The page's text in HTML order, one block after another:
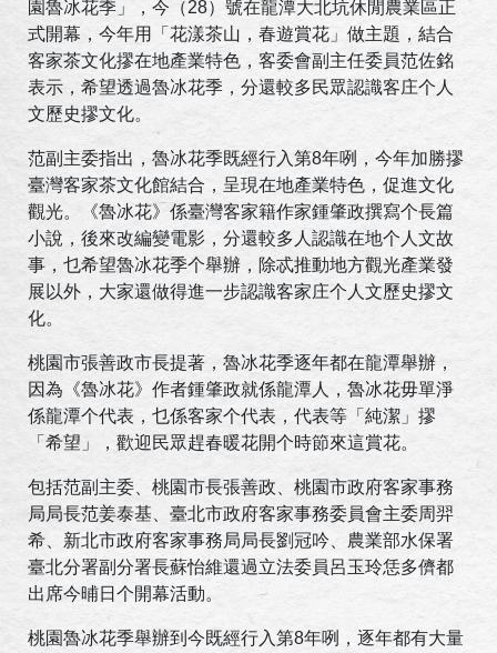
園魯冰花季」，今（28）號在龍潭大北坑休閒農業區正
式開幕，今年用「花漾茶山，春遊賞花」做主題，結合
客家茶文化摎在地產業特色，客委會副主任委員范佐銘
表示，希望透過魯冰花季，分還較多民眾認識客庄个人
文歷史摎文化。
范副主委指出，魯冰花季既經行入第8年咧，今年加勝摎
臺灣客家茶文化館結合，呈現在地產業特色，促進文化
觀光。《魯冰花》係臺灣客家籍作家鍾肇政撰寫个長篇
小說，後來改編變電影，分還較多人認識在地个人文故
事，乜希望魯冰花季个舉辦，除忒推動地方觀光產業發
展以外，大家還做得進一步認識客家庄个人文歷史摎文
化。
桃園市張善政市長提著，魯冰花季逐年都在龍潭舉辦，
因為《魯冰花》作者鍾肇政就係龍潭人，魯冰花毋單淨
係龍潭个代表，乜係客家个代表，代表等「純潔」摎
「希望」，歡迎民眾趕春暖花開个時節來這賞花。
包括范副主委、桃園市長張善政、桃園市政府客家事務
局局長范姜泰基、臺北市政府客家事務委員會主委周羿
希、新北市政府客家事務局局長劉冠吟、農業部水保署
臺北分署副分署長蘇怡維還過立法委員呂玉玲恁多儕都
出席今晡日个開幕活動。
桃園魯冰花季舉辦到今既經行入第8年咧，逐年都有大量